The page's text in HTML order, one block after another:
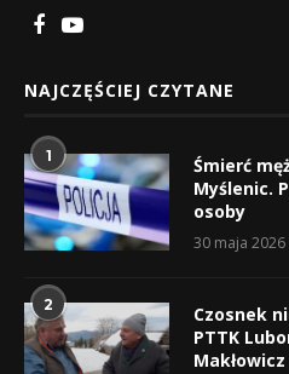
NAJCZĘŚCIEJ CZYTANE
1
Śmierć
Myślenic.
osoby
30 maja 2026
2
Czosnek
PTTK
Makłowicz